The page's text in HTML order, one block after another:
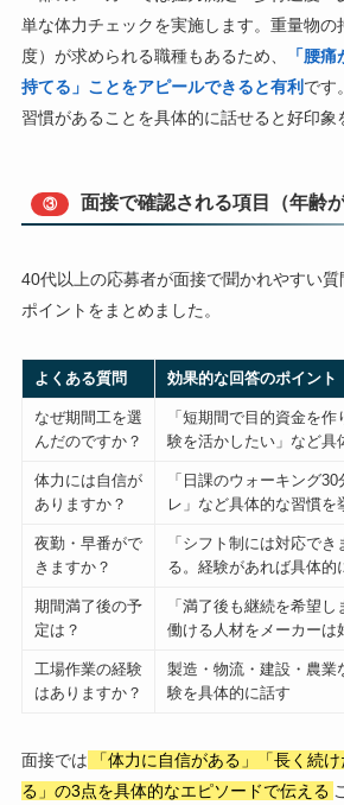
単な体力チェックを実施します。重量物の
度）が求められる職種もあるため、
「腰
持てる」ことをアピールできると有利 です
習慣があることを具体的に話せると好印象
③ 面接で確認される項目（年齢
40代以上の応募者が面接で聞かれやすい
ポイントをまとめました。
よくある質問 効果的な回答のポイント
なぜ期間工を選
んだのですか？
「短期間で目的資金を
験を活かしたい」など具
体力には自信が
ありますか？
「日課のウォーキング
レ」など具体的な習慣を
夜勤・早番がで
きますか？
「シフト制には対応で
る。経験があれば具体的
期間満了後の予
定は？
「満了後も継続を希望し
働ける人材をメーカーは
工場作業の経験
はありますか？
製造・物流・建設・農業
験を具体的に話す
面接では
「体力に自信がある」「長く続
る」の3点を具体的なエピソードで伝える